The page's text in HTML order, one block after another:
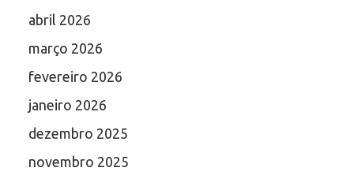
abril 2026
março 2026
fevereiro 2026
janeiro 2026
dezembro 2025
novembro 2025